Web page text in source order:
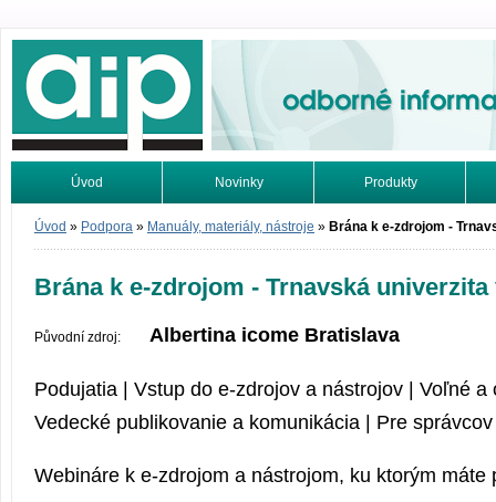
Odborné informace. Online.
Úvod Novinky Produkty
Vyhledávání Tutoriály
Úvod » Podpora » Manuály, materiály, nástroje » Brána k e-zdrojom -
Brána k e-zdrojom - Trnavská univerzita
Původní zdroj: Albertina icome Bratislava
Podujatia | Vstup do e-zdrojov a nástrojov | Voľné a
Vedecké publikovanie a komunikácia | Pre
Webináre k e-zdrojom a nástrojom, ku ktorým máte